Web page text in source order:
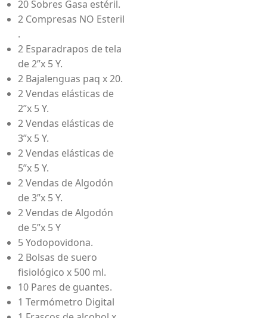
20 Sobres Gasa estéril.
2 Compresas NO Esteril
.
2 Esparadrapos de tela
de 2”x 5 Y.
2 Bajalenguas paq x 20.
2 Vendas elásticas de
2”x 5 Y.
2 Vendas elásticas de
3”x 5 Y.
2 Vendas elásticas de
5”x 5 Y.
2 Vendas de Algodón
de 3”x 5 Y.
2 Vendas de Algodón
de 5”x 5 Y
5 Yodopovidona.
2 Bolsas de suero
fisiológico x 500 ml.
10 Pares de guantes.
1 Termómetro Digital